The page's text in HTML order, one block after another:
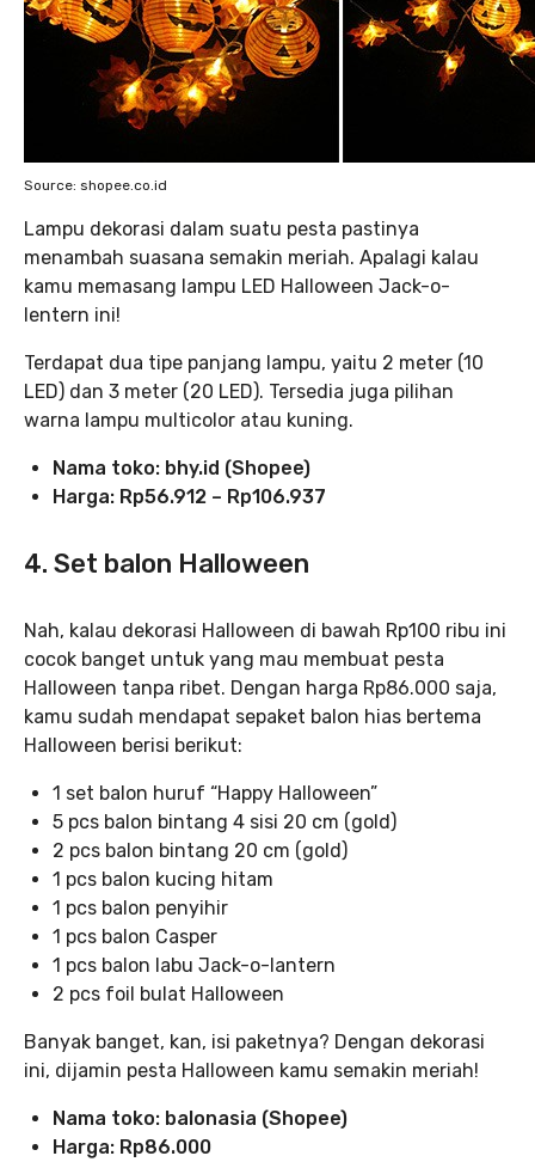
Source: shopee.co.id
Lampu dekorasi dalam suatu pesta pastinya
menambah suasana semakin meriah. Apalagi kalau
kamu memasang lampu LED Halloween Jack-o-
lentern ini!
Terdapat dua tipe panjang lampu, yaitu 2 meter (10
LED) dan 3 meter (20 LED). Tersedia juga pilihan
warna lampu multicolor atau kuning.
Nama toko: bhy.id (Shopee)
Harga: Rp56.912 – Rp106.937
4. Set balon Halloween
Nah, kalau dekorasi Halloween di bawah Rp100 ribu ini
cocok banget untuk yang mau membuat pesta
Halloween tanpa ribet. Dengan harga Rp86.000 saja,
kamu sudah mendapat sepaket balon hias bertema
Halloween berisi berikut:
1 set balon huruf “Happy Halloween”
5 pcs balon bintang 4 sisi 20 cm (gold)
2 pcs balon bintang 20 cm (gold)
1 pcs balon kucing hitam
1 pcs balon penyihir
1 pcs balon Casper
1 pcs balon labu Jack-o-lantern
2 pcs foil bulat Halloween
Banyak banget, kan, isi paketnya? Dengan dekorasi
ini, dijamin pesta Halloween kamu semakin meriah!
Nama toko: balonasia (Shopee)
Harga: Rp86.000